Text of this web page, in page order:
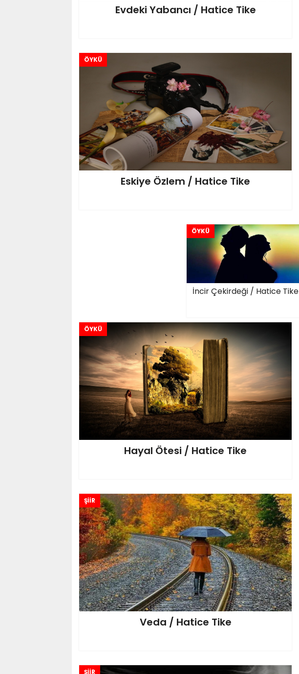
Evdeki Yabancı / Hatice Tike
ÖYKÜ
Eskiye Özlem / Hatice Tike
ÖYKÜ
İncir Çekirdeği / Hatice Tike
ÖYKÜ
Hayal Ötesi / Hatice Tike
ŞİİR
Veda / Hatice Tike
ŞİİR